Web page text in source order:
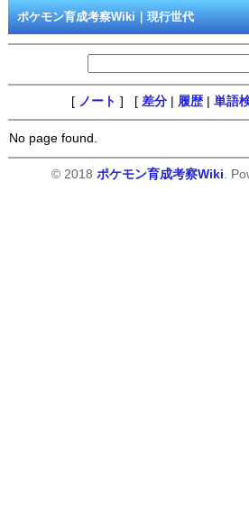
ポケモン育成考察Wiki｜現行世代
[ ノート ] [ 差分 履歴 単語
No page found.
© 2018 ポケモン育成考察Wiki.